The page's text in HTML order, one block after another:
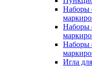
Наборы
Наборы
Наборы
Игла